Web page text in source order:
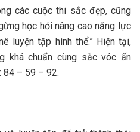
các cuộc thi sắc đẹp, cũng
học hỏi nâng cao năng lực
luyện tập hình thể.” Hiện tại,
khá chuẩn cùng sắc vóc ấn
84 – 59 – 92.